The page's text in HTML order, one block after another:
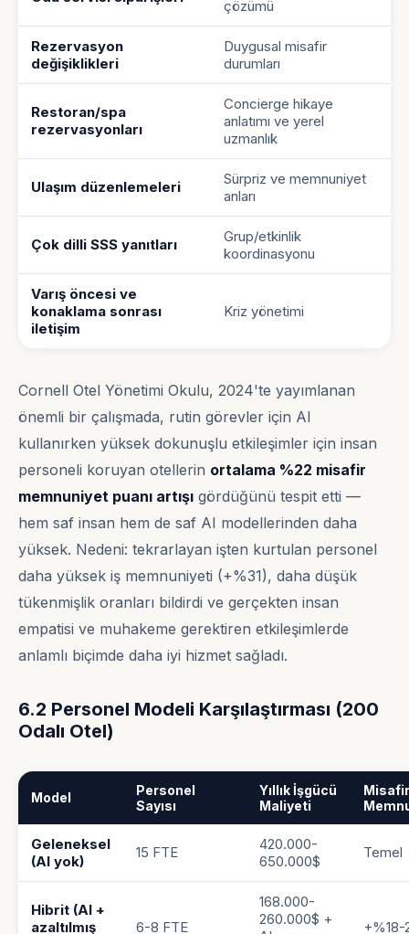
çözümü
Rezervasyon
değişiklikleri
Duygusal misafir
durumları
Restoran/spa
rezervasyonları
Concierge hikaye
anlatımı ve yerel
uzmanlık
Ulaşım düzenlemeleri
Sürpriz ve memnuniyet
anları
Çok dilli SSS yanıtları
Grup/etkinlik
koordinasyonu
Varış öncesi ve
konaklama sonrası
iletişim
Kriz yönetimi
Cornell Otel Yönetimi Okulu, 2024'te yayımlanan
önemli bir çalışmada, rutin görevler için AI
kullanırken yüksek dokunuşlu etkileşimler için insan
personeli koruyan otellerin ortalama %22 misafir
memnuniyet puanı artışı gördüğünü tespit etti —
hem saf insan hem de saf AI modellerinden daha
yüksek. Nedeni: tekrarlayan işten kurtulan personel
daha yüksek iş memnuniyeti (+%31), daha düşük
tükenmişlik oranları bildirdi ve gerçekten insan
empatisi ve muhakeme gerektiren etkileşimlerde
anlamlı biçimde daha iyi hizmet sağladı.
6.2 Personel Modeli Karşılaştırması (200
Odalı Otel)
Model
Personel
Sayısı
Yıllık İşgücü
Maliyeti
Misafir
Geleneksel
(AI yok)
15 FTE
420.000-
650.000$
Temel
Hibrit (AI +
azaltılmış
6-8 FTE
168.000-
260.000$ +
+%18-